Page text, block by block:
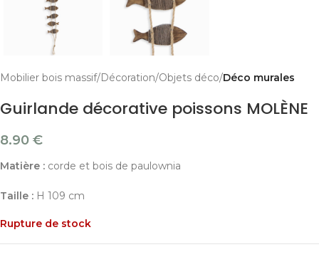
Mobilier bois massif Décoration Objets déco Déco murales
Guirlande décorative poissons MOLÈNE
8.90 €
Matière : corde et bois de paulownia
Taille : H 109 cm
Rupture de stock